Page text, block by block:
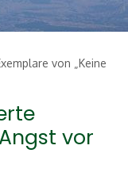
von „Keine
vor